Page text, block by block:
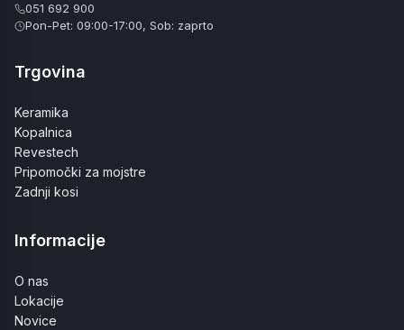
051 692 900
Pon-Pet: 09:00-17:00, Sob: zaprto
Trgovina
Keramika
Kopalnica
Revestech
Pripomočki za mojstre
Zadnji kosi
Informacije
O nas
Lokacije
Novice